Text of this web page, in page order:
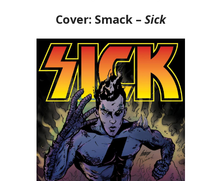
Cover: Smack – Sick